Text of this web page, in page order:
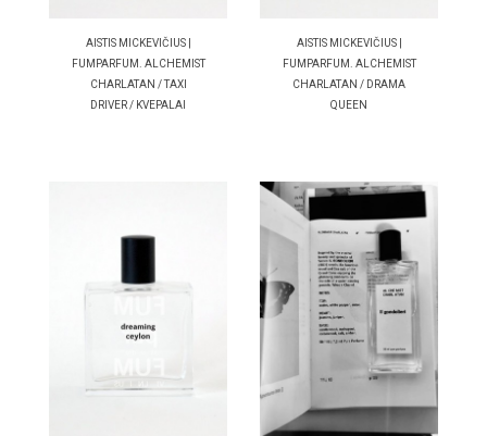
AISTIS MICKEVIČIUS |
FUMPARFUM. ALCHEMIST
CHARLATAN / TAXI
DRIVER / KVEPALAI
AISTIS MICKEVIČIUS |
FUMPARFUM. ALCHEMIST
CHARLATAN / DRAMA
QUEEN